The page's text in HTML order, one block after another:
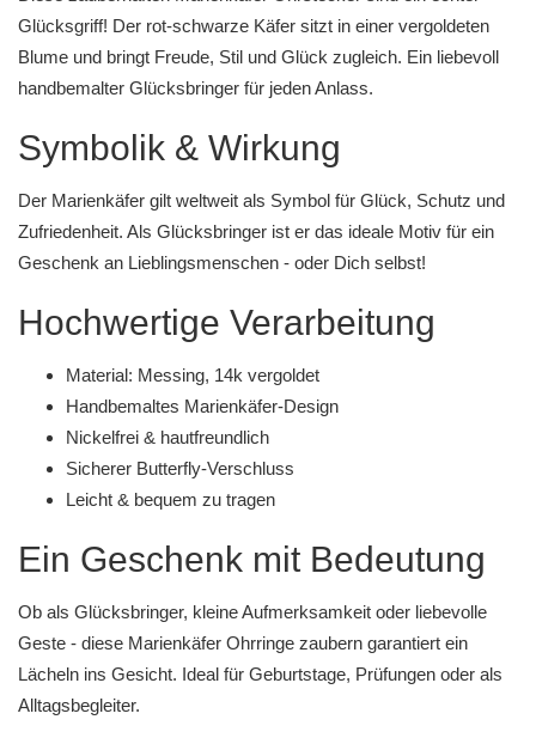
Glücksgriff! Der rot-schwarze Käfer sitzt in einer vergoldeten
Blume und bringt Freude, Stil und Glück zugleich. Ein liebevoll
handbemalter Glücksbringer für jeden Anlass.
Symbolik & Wirkung
Der Marienkäfer gilt weltweit als Symbol für Glück, Schutz und
Zufriedenheit. Als Glücksbringer ist er das ideale Motiv für ein
Geschenk an Lieblingsmenschen - oder Dich selbst!
Hochwertige Verarbeitung
Material: Messing, 14k vergoldet
Handbemaltes Marienkäfer-Design
Nickelfrei & hautfreundlich
Sicherer Butterfly-Verschluss
Leicht & bequem zu tragen
Ein Geschenk mit Bedeutung
Ob als Glücksbringer, kleine Aufmerksamkeit oder liebevolle
Geste - diese Marienkäfer Ohrringe zaubern garantiert ein
Lächeln ins Gesicht. Ideal für Geburtstage, Prüfungen oder als
Alltagsbegleiter.